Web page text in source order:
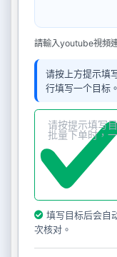
請輸入youtube視頻
请按上方提示填
行填写一个目标。
填写目标后会自
次核对。